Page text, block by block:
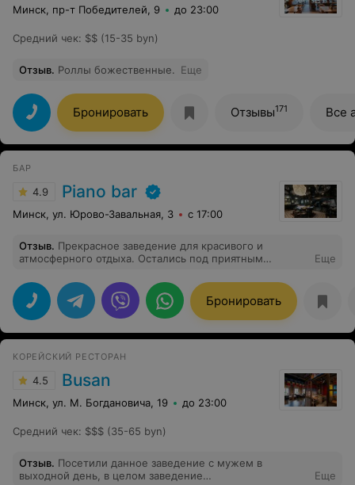
Минск, пр-т Победителей, 9 до 23:00
Средний чек: $$ (15-35 byn)
Отзыв. Роллы божественные. Еще
Бронировать Отзывы171 Все
БАР
4.9 Piano bar
Минск, ул. Юрово-Завальная, 3 с 17:00
Отзыв. Прекрасное заведение для красивого и
атмосферного отдыха. Остались под приятным
просьбам! А также выступление бенда, голос девушки
завораживает
Еще
Бронировать
КОРЕЙСКИЙ РЕСТОРАН
4.5 Busan
Минск, ул. М. Богдановича, 19 до 23:00
Средний чек: $$$ (35-65 byn)
Отзыв. Посетили данное заведение с мужем в
выходной день, в целом заведение
Еще